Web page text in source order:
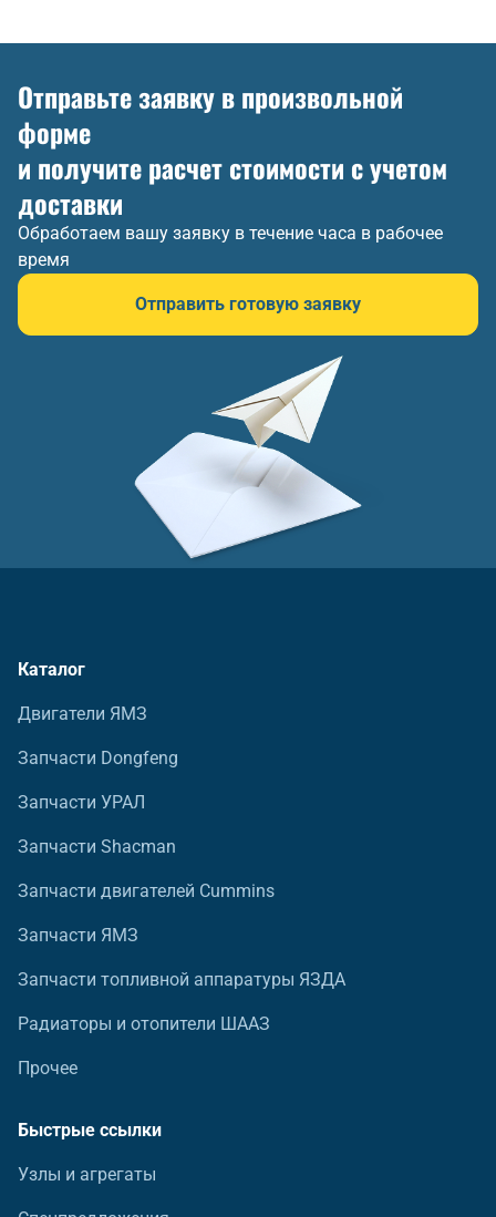
Отправьте заявку в произвольной
форме
и получите расчет стоимости с учетом
доставки
Обработаем вашу заявку в течение часа в рабочее
время
Отправить готовую заявку
Каталог
Двигатели ЯМЗ
Запчасти Dongfeng
Запчасти УРАЛ
Запчасти Shacman
Запчасти двигателей Cummins
Запчасти ЯМЗ
Запчасти топливной аппаратуры ЯЗДА
Радиаторы и отопители ШААЗ
Прочее
Быстрые ссылки
Узлы и агрегаты